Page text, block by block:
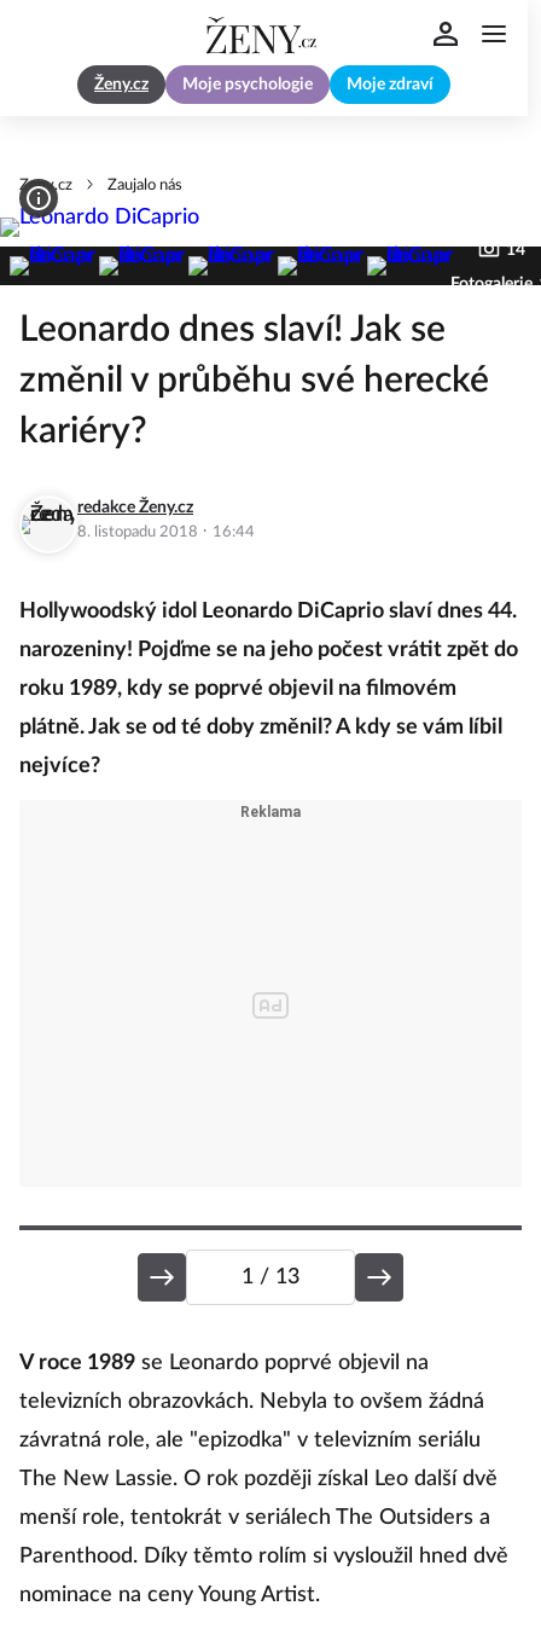
Ženy.cz Moje psychologie Moje zdraví
Zeny.cz Zaujalo nás
14
Fotogalerie
Leonardo dnes slaví! Jak se
změnil v průběhu své herecké
kariéry?
redakce Ženy.cz
8. listopadu 2018 · 16:44
Hollywoodský idol Leonardo DiCaprio slaví dnes 44.
narozeniny! Pojďme se na jeho počest vrátit zpět do
roku 1989, kdy se poprvé objevil na filmovém
plátně. Jak se od té doby změnil? A kdy se vám líbil
nejvíce?
1 / 13
V roce 1989 se Leonardo poprvé objevil na
televizních obrazovkách. Nebyla to ovšem žádná
závratná role, ale "epizodka" v televizním seriálu
The New Lassie. O rok později získal Leo další dvě
menší role, tentokrát v seriálech The Outsiders a
Parenthood. Díky těmto rolím si vysloužil hned dvě
nominace na ceny Young Artist.